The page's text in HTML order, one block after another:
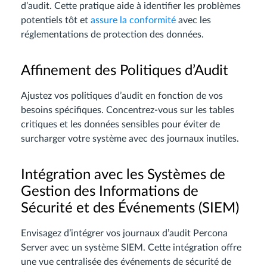
d’audit. Cette pratique aide à identifier les problèmes
potentiels tôt et assure la conformité avec les
réglementations de protection des données.
Affinement des Politiques d’Audit
Ajustez vos politiques d’audit en fonction de vos
besoins spécifiques. Concentrez-vous sur les tables
critiques et les données sensibles pour éviter de
surcharger votre système avec des journaux inutiles.
Intégration avec les Systèmes de
Gestion des Informations de
Sécurité et des Événements (SIEM)
Envisagez d’intégrer vos journaux d’audit Percona
Server avec un système SIEM. Cette intégration offre
une vue centralisée des événements de sécurité de